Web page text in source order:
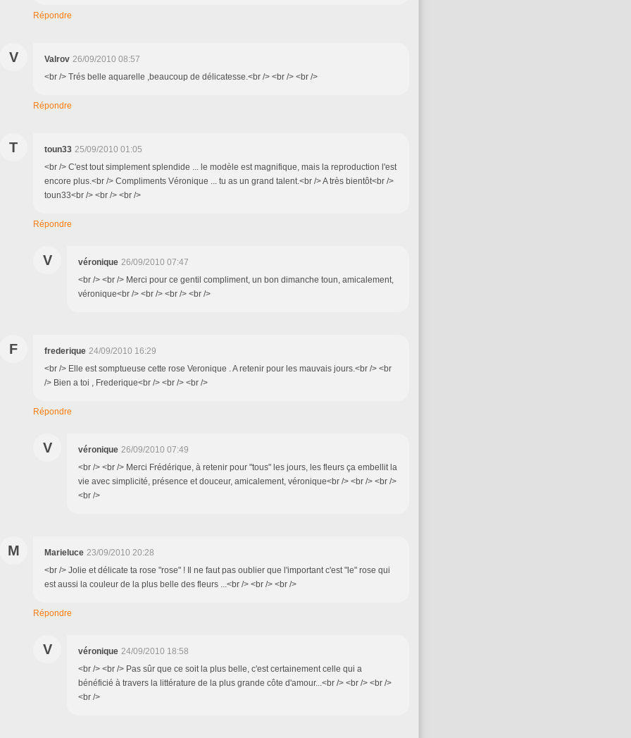
Répondre
V Valrov 26/09/2010 08:57
<br /> Trés belle aquarelle ,beaucoup de délicatesse.<br /> <br /> <br />
Répondre
T toun33 25/09/2010 01:05
<br /> C'est tout simplement splendide ... le modèle est magnifique, mais la reproduction l'est
encore plus.<br /> Compliments Véronique ... tu as un grand talent.<br /> A très bientôt<br />
toun33<br /> <br /> <br />
Répondre
V véronique 26/09/2010 07:47
<br /> <br /> Merci pour ce gentil compliment, un bon dimanche toun, amicalement,
véronique<br /> <br /> <br /> <br />
F frederique 24/09/2010 16:29
<br /> Elle est somptueuse cette rose Veronique . A retenir pour les mauvais jours.<br /> <br
/> Bien a toi , Frederique<br /> <br /> <br />
Répondre
V véronique 26/09/2010 07:49
<br /> <br /> Merci Frédérique, à retenir pour "tous" les jours, les fleurs ça embellit la
vie avec simplicité, présence et douceur, amicalement, véronique<br /> <br /> <br />
<br />
M Marieluce 23/09/2010 20:28
<br /> Jolie et délicate ta rose "rose" ! Il ne faut pas oublier que l'important c'est "le" rose qui
est aussi la couleur de la plus belle des fleurs ...<br /> <br /> <br />
Répondre
V véronique 24/09/2010 18:58
<br /> <br /> Pas sûr que ce soit la plus belle, c'est certainement celle qui a
bénéficié à travers la littérature de la plus grande côte d'amour...<br /> <br /> <br />
<br />